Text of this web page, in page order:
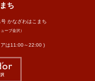
ち
かなざわはこまち
ーブ金沢）
は11:00～22:00 )